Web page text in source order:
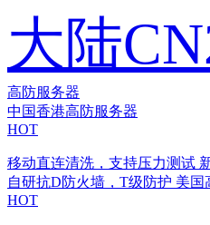
大陆
高防服务器
中国香港高防服务器
HOT
移动直连清洗，支持压力测试
自研抗D防火墙，T级防护 美国
HOT